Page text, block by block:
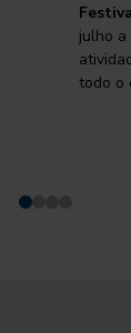
julho a
todo o